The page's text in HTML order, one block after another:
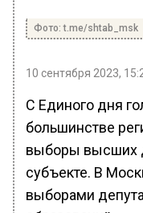
Фото: t.me/shtab_msk
10 сентября 2023,
С Единого дня
большинстве
выборы высших
субъекте. В
выборами